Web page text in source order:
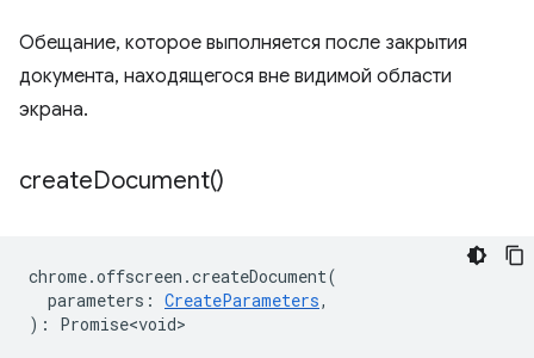
Обещание, которое выполняется после закрытия
документа, находящегося вне видимой области
экрана.
createDocument()
chrome.offscreen .createDocument(
parameters : CreateParameters,
) : Promise<void>